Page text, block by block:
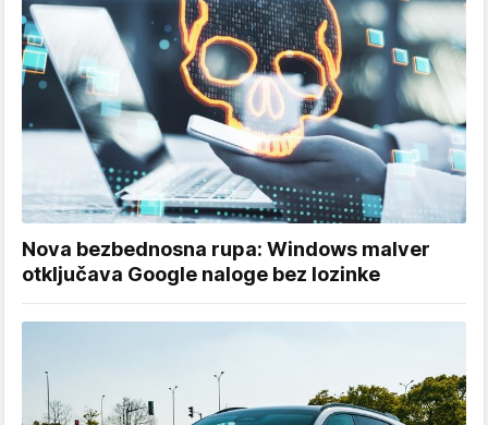
Nova bezbednosna rupa: Windows malver
otključava Google naloge bez lozinke